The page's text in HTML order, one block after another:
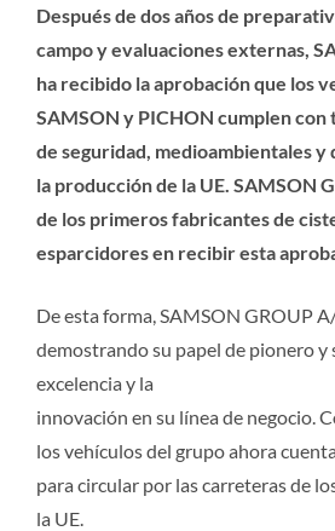
Después de dos años de
campo y evaluaciones externas,
ha recibido la aprobación que los
SAMSON y PICHON cumplen con
de seguridad, medioambientales y
la producción de la UE. SAMSON
de los primeros fabricantes de
esparcidores en recibir esta
De esta forma, SAMSON GROUP
demostrando su papel de pionero y
excelencia y la
innovación en su línea de negocio.
los vehículos del grupo ahora
para circular por las carreteras de
la UE.